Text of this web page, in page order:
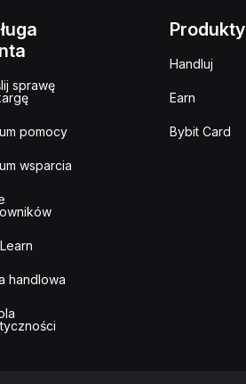
sprawę
pomocy
wsparcia
handlowa
Produkty
Handluj
Earn
Bybit Card